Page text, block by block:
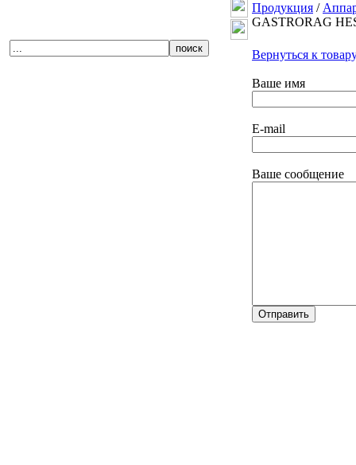
Продукция /
GASTRORAG
Вернуться к
Ваше имя
E-mail
Ваше сообщение